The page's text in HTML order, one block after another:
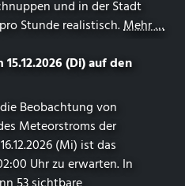
und in der Stadt
Stunde realistisch.Mehr …
(Di) auf den
Beobachtung von
Meteorstroms der
(Mi) ist das
Uhr zu erwarten. In